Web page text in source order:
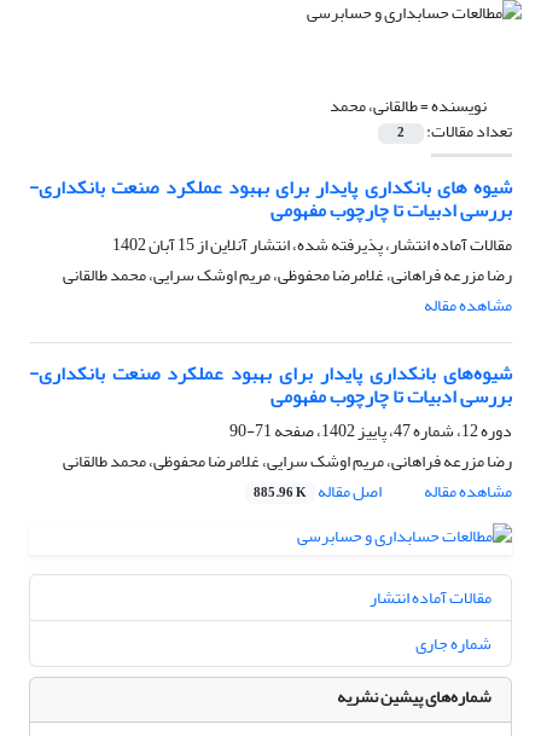
نویسنده =طالقانی، محمد
تعداد مقالات: 2
شیوه های بانکداری پایدار برای بهبود عملکرد صنعت بانکداری-
بررسی ادبیات تا چارچوب مفهومی
مقالات آماده انتشار، پذیرفته شده، انتشار آنلاین از15 آبان 1402
رضا مزرعه فراهانی، غلامرضا محفوظی، مریم اوشک سرایی، محمد طالقانی
مشاهده مقاله
شیوه‌های بانکداری پایدار برای بهبود عملکرد صنعت بانکداری-
بررسی ادبیات تا چارچوب مفهومی
دوره 12، شماره 47، پاییز 1402، صفحه
71-90
رضا مزرعه فراهانی، مریم اوشک سرایی، غلامرضا محفوظی، محمد طالقانی
مشاهده مقاله
اصل مقاله 885.96 K
مقالات آماده انتشار
شماره جاری
شماره‌های پیشین نشریه